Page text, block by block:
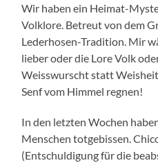
Wir haben ein Heimat-
Volklore. Betreut von dem
Lederhosen-Tradition. Mir
lieber oder die Lore Volk
Weisswurscht statt
Senf vom Himmel regnen!
In den letzten Wochen
Menschen totgebissen.
(Entschuldigung für die